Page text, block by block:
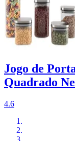
Jogo de
Quadrado
4.6